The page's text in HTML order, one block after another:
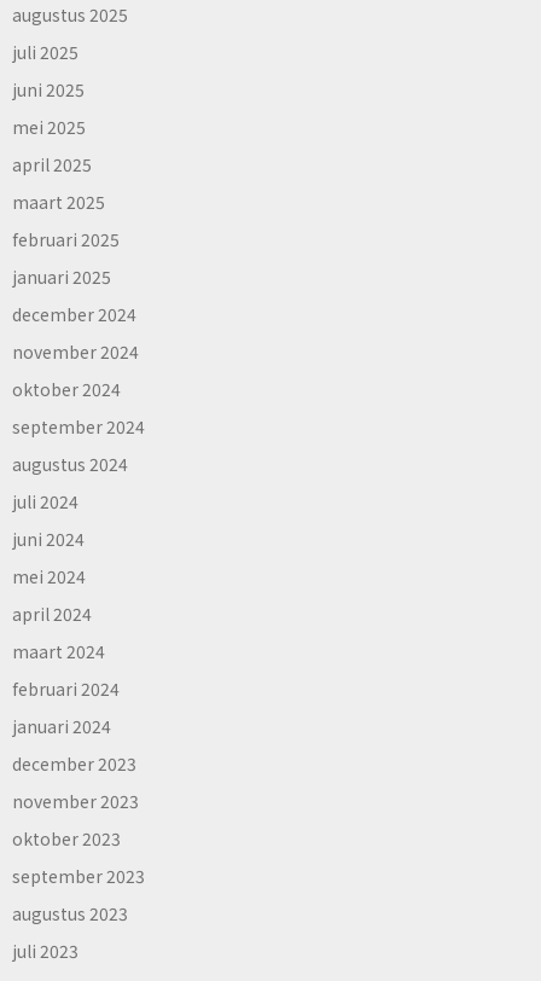
augustus 2025
juli 2025
juni 2025
mei 2025
april 2025
maart 2025
februari 2025
januari 2025
december 2024
november 2024
oktober 2024
september 2024
augustus 2024
juli 2024
juni 2024
mei 2024
april 2024
maart 2024
februari 2024
januari 2024
december 2023
november 2023
oktober 2023
september 2023
augustus 2023
juli 2023